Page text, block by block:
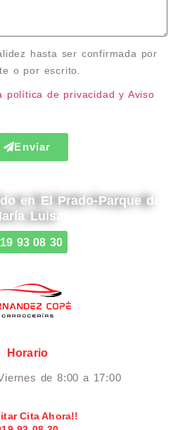
hasta ser confirmada por
o por escrito.
política de privacidad y Aviso
Enviar
en El Prado-Parque de
Luisa
93 08 30
Horario
de 8:00 a 17:00
Cita Ahora!!